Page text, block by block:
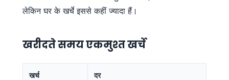
लेकिन घर के खर्चे इससे कहीं ज्यादा हैं।
खरीदते समय एकमुश्त खर्चे
खर्च दर